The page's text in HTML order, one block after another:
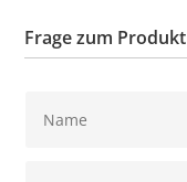
Frage zum Produkt